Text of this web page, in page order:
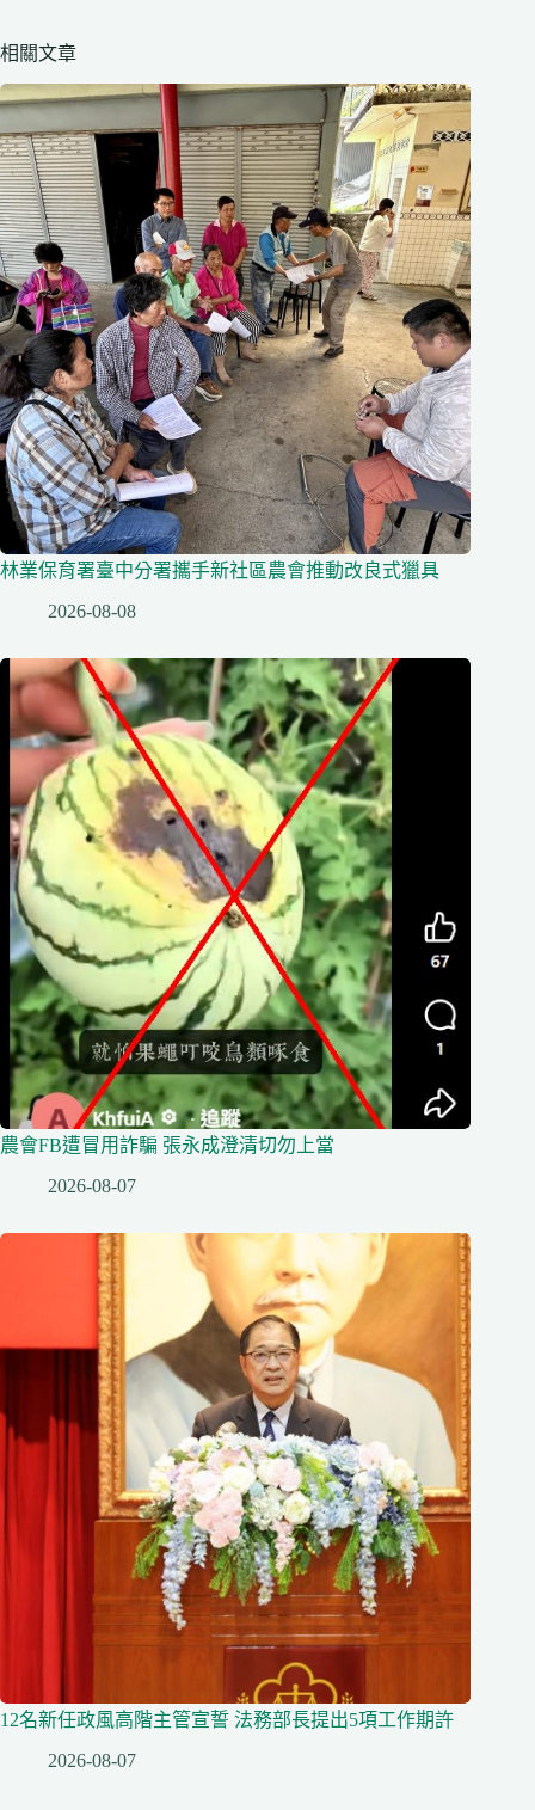
相關文章
林業保育署臺中分署攜手新社區農會推動改良式獵具
2026-08-08
農會FB遭冒用詐騙 張永成澄清切勿上當
2026-08-07
12名新任政風高階主管宣誓 法務部長提出5項工作期許
2026-08-07